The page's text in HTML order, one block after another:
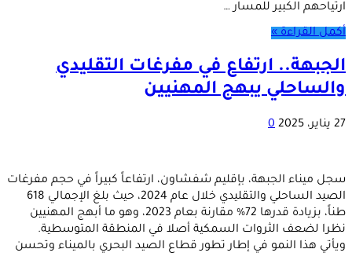
ارتياحهم الكبير للمسار …
أكمل القراءة »
الجبهة.. ارتفاع في مفرغات التقليدي
والساحلي يبهج المهنيين
27 يناير، 2025 0
سجل ميناء الجبهة، بإقليم شفشاون، ارتفاعاً كبيراً في حجم مفرغات
الصيد الساحلي والتقليدي خلال عام 2024، حيث بلغ الإجمالي 618
طناً، بزيادة قدرها 72% مقارنة بعام 2023، وهو ما أبهج المهنيين
نظرا لضعف الثروات السمكية أصلا في المنطقة المتوسطية.
ويأتي هذا النمو في إطار تطور قطاع الصيد البحري بالميناء وتحسن